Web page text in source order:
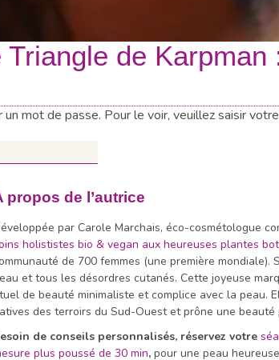
Triangle de
mot de passe. Pour le voir, veuillez saisir
propos de l’autrice
par Carole Marchais, éco-cosmétologue
holististes bio & vegan aux heureuses plantes
de 700 femmes (une première
et tous les désordres cutanés. Cette joyeuse
de beauté minimaliste et complice avec la peau.
des terroirs du Sud-Ouest et prône une
de conseils personnalisés, réservez votre
plus poussé de 30 min, pour une peau